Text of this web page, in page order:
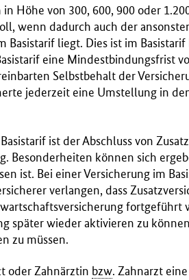
Höhe von 300, 600, 900 oder
wenn dadurch auch der
Basistarif liegt. Dies ist im
eine Mindestbindungsfrist
Selbstbehalt der
jederzeit eine Umstellung in
ist der Abschluss von
Besonderheiten können sich
ist. Bei einer Versicherung im
verlangen, dass
fortgeführt
später wieder aktivieren zu
zu müssen.
oder Zahnärztin bzw. Zahnarzt